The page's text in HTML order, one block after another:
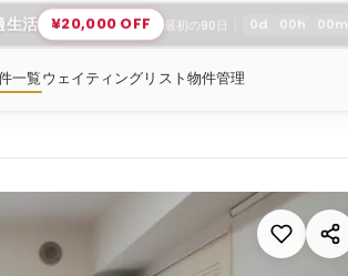
生活 ¥20,000 OFF 最初の90日 0d 00h 00m
一覧ウェイティングリスト物件管理